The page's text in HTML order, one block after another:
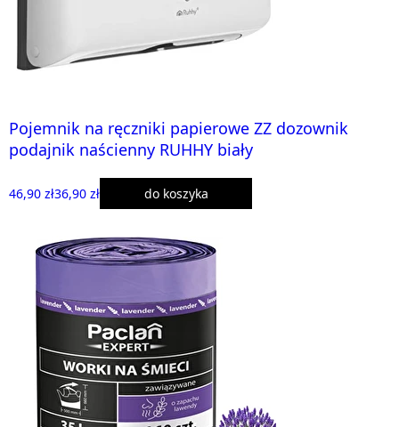
Pojemnik na ręczniki papierowe ZZ dozownik
podajnik naścienny RUHHY biały
46,90 zł36,90 zł do koszyka